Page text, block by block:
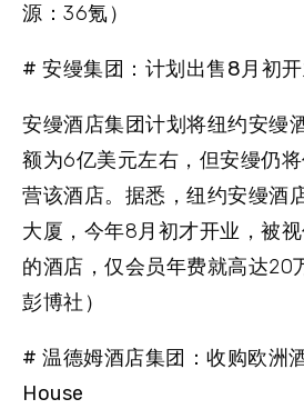
源：36氪）
# 安缦集团：计划出售8月初
安缦酒店集团计划将纽约安缦
额为6亿美元左右，但安缦仍
营该酒店。据悉，纽约安缦酒
大厦，今年8月初才开业，被
的酒店，仅会员年费就高达20
彭博社）
# 温德姆酒店集团：收购欧洲
House